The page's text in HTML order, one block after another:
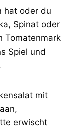
hat oder du
Spinat oder
Tomatenmark
Spiel und
mit
erwischt